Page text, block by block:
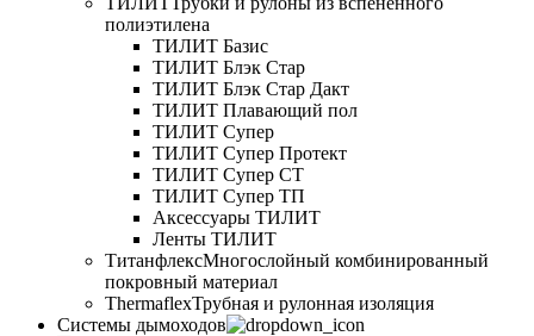
полиэтилена
ТИЛИТ Базис
ТИЛИТ Блэк Стар
ТИЛИТ Блэк Стар Дакт
ТИЛИТ Плавающий пол
ТИЛИТ Супер
ТИЛИТ Супер Протект
ТИЛИТ Супер СТ
ТИЛИТ Супер ТП
Аксессуары ТИЛИТ
Ленты ТИЛИТ
ТитанфлексМногослойный комбинированный
покровный материал
ThermaflexТрубная и рулонная изоляция
Cистемы дымоходов